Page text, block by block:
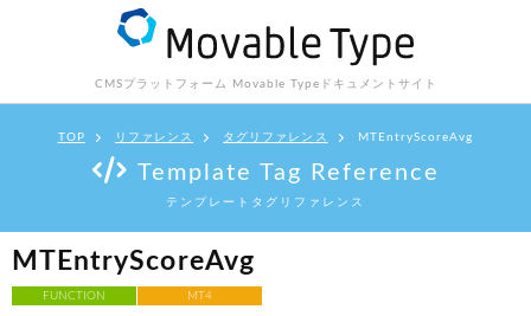
CMSプラットフォーム Movable Type ドキュメントサイト
TOP リファレンス タグリファレンス MTEntryScoreAvg
Template Tag Reference
テンプレートタグリファレンス
MTEntryScoreAvg
FUNCTION MT4